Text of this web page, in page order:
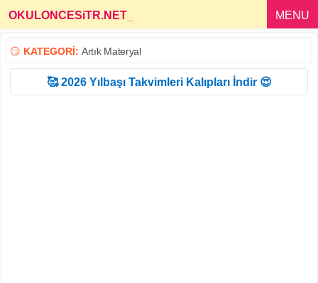
OKULONCESiTR.NET MENU
😏 KATEGORİ: Artık Materyal
🥰 2026 Yılbaşı Takvimleri Kalıpları İndir 😍